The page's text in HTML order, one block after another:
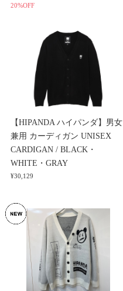
20%OFF
【HIPANDA ハイパンダ】男女
兼用 カーディガン UNISEX
CARDIGAN / BLACK・
WHITE・GRAY
¥30,129